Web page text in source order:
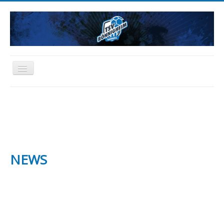
Toggle
Navigation
NEWS